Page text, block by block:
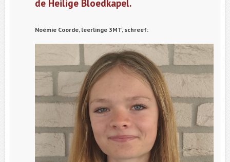
de Heilige Bloedkapel.
Noémie Coorde, leerlinge 3MT, schreef: